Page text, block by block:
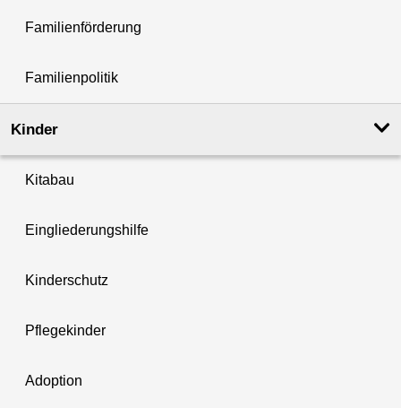
Familienförderung
Familienpolitik
Kinder
Kitabau
Eingliederungshilfe
Kinderschutz
Pflegekinder
Adoption